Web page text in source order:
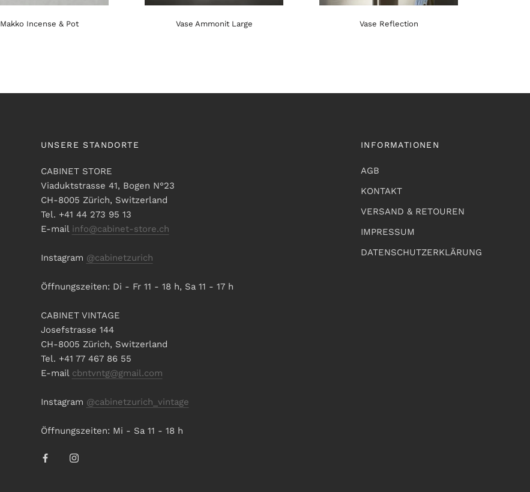
Makko Incense & Pot Vase Ammonit Large Vase Reflection
UNSERE STANDORTE
CABINET STORE
Viaduktstrasse 41, Bogen N°23
CH-8005 Zürich, Switzerland
Tel. +41 44 273 95 13
E-mail info@cabinet-store.ch
Instagram @cabinetzurich
Öffnungszeiten: Di - Fr 11 - 18 h, Sa 11 - 17 h
CABINET VINTAGE
Josefstrasse 144
CH-8005 Zürich, Switzerland
Tel. +41 77 467 86 55
E-mail cbntvntg@gmail.com
Instagram @cabinetzurich_vintage
Öffnungszeiten: Mi - Sa 11 - 18 h
INFORMATIONEN
AGB
KONTAKT
VERSAND & RETOUREN
IMPRESSUM
DATENSCHUTZERKLÄRUNG